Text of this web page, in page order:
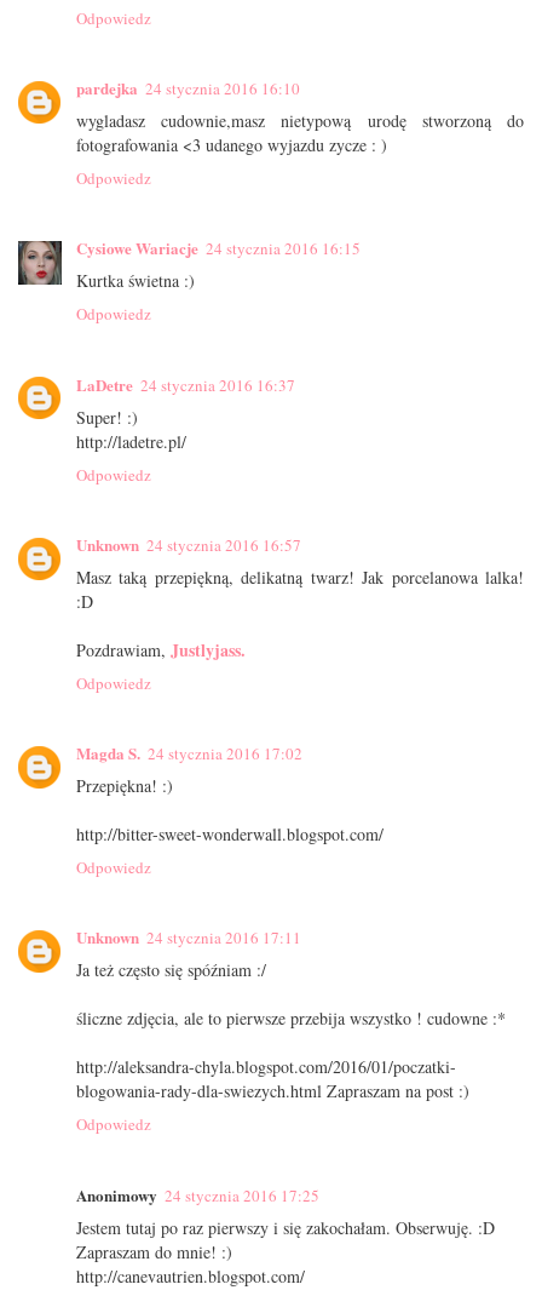
Odpowiedz
pardejka 24 stycznia 2016 16:10
wygladasz cudownie,masz nietypową urodę stworzoną do
fotografowania <3 udanego wyjazdu zycze : )
Odpowiedz
Cysiowe Wariacje 24 stycznia 2016 16:15
Kurtka świetna :)
Odpowiedz
LaDetre 24 stycznia 2016 16:37
Super! :)
http://ladetre.pl/
Odpowiedz
Unknown 24 stycznia 2016 16:57
Masz taką przepiękną, delikatną twarz! Jak porcelanowa lalka!
:D
Pozdrawiam, Justlyjass.
Odpowiedz
Magda S. 24 stycznia 2016 17:02
Przepiękna! :)
http://bitter-sweet-wonderwall.blogspot.com/
Odpowiedz
Unknown 24 stycznia 2016 17:11
Ja też często się spóźniam :/
śliczne zdjęcia, ale to pierwsze przebija wszystko ! cudowne :*
http://aleksandra-chyla.blogspot.com/2016/01/poczatki-
blogowania-rady-dla-swiezych.html Zapraszam na post :)
Odpowiedz
Anonimowy 24 stycznia 2016 17:25
Jestem tutaj po raz pierwszy i się zakochałam. Obserwuję. :D
Zapraszam do mnie! :)
http://canevautrien.blogspot.com/